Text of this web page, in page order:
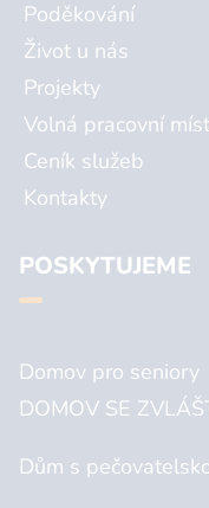
Poděkování
Život u nás
Projekty
Volná pracovní
Ceník služeb
Kontakty
POSKYTUJEME
Domov pro seniory
DOMOV SE
Dům s